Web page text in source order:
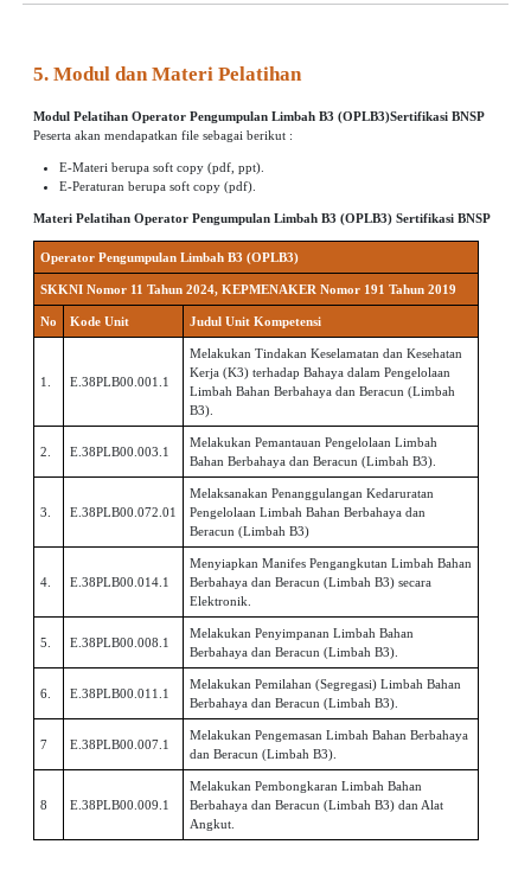
5. Modul dan Materi Pelatihan
Modul Pelatihan Operator Pengumpulan Limbah B3 (OPLB3)Sertifikasi BNSP
Peserta akan mendapatkan file sebagai berikut :
E-Materi berupa soft copy (pdf, ppt).
E-Peraturan berupa soft copy (pdf).
Materi Pelatihan Operator Pengumpulan Limbah B3 (OPLB3)Sertifikasi BNSP
Operator Pengumpulan Limbah B3 (OPLB3)
SKKNI Nomor 11 Tahun 2024, KEPMENAKER Nomor 191 Tahun 2019
No Kode Unit Judul Unit Kompetensi
1. E.38PLB00.001.1
Melakukan Tindakan Keselamatan dan Kesehatan
Kerja (K3) terhadap Bahaya dalam Pengelolaan
Limbah Bahan Berbahaya dan Beracun (Limbah
B3).
2. E.38PLB00.003.1
Melakukan Pemantauan Pengelolaan Limbah
Bahan Berbahaya dan Beracun (Limbah B3).
3. E.38PLB00.072.01
Melaksanakan Penanggulangan Kedaruratan
Pengelolaan Limbah Bahan Berbahaya dan
Beracun (Limbah B3)
4. E.38PLB00.014.1
Menyiapkan Manifes Pengangkutan Limbah Bahan
Berbahaya dan Beracun (Limbah B3) secara
Elektronik.
5. E.38PLB00.008.1
Melakukan Penyimpanan Limbah Bahan
Berbahaya dan Beracun (Limbah B3).
6. E.38PLB00.011.1
Melakukan Pemilahan (Segregasi) Limbah Bahan
Berbahaya dan Beracun (Limbah B3).
7 E.38PLB00.007.1
Melakukan Pengemasan Limbah Bahan Berbahaya
dan Beracun (Limbah B3).
8 E.38PLB00.009.1
Melakukan Pembongkaran Limbah Bahan
Berbahaya dan Beracun (Limbah B3) dan Alat
Angkut.